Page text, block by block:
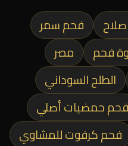
فحم سمر
فحم
مصر
الطلح السوداني
فحم حمضيات أصلي
فحم كرفوت للمشاوي